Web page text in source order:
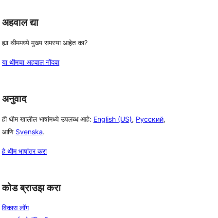
अहवाल द्या
ह्या थीममध्ये मुख्य समस्या आहेत का?
या थीमचा अहवाल नोंदवा
अनुवाद
ही थीम खालील भाषांमध्ये उपलब्ध आहे: English (US), Русский,
आणि Svenska.
हे थीम भाषांतर करा
कोड ब्राउझ करा
विकास लॉग